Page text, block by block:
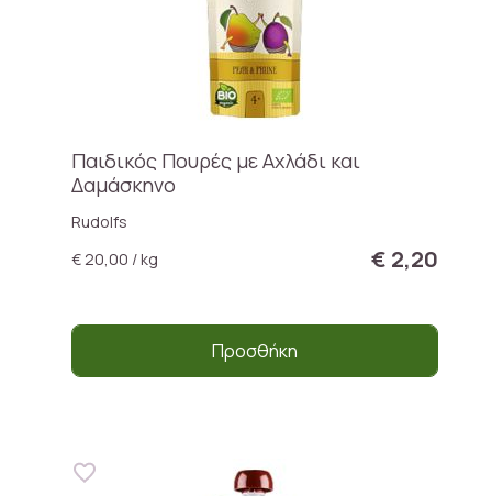
Παιδικός Πουρές με Αχλάδι και
Δαμάσκηνο
Rudolfs
€ 20,00 / kg
€ 2,20
Προσθήκη